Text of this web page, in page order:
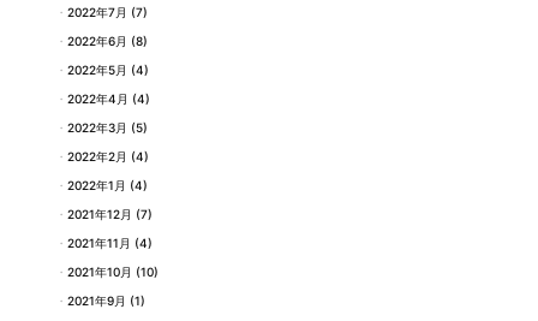
2022年7月 (7)
2022年6月 (8)
2022年5月 (4)
2022年4月 (4)
2022年3月 (5)
2022年2月 (4)
2022年1月 (4)
2021年12月 (7)
2021年11月 (4)
2021年10月 (10)
2021年9月 (1)